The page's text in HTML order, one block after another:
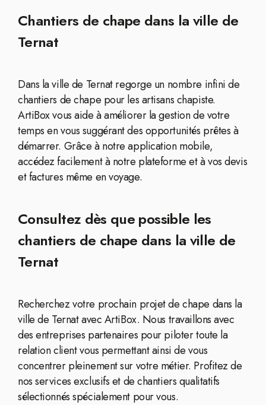
Chantiers de chape dans la ville de
Ternat
Dans la ville de Ternat regorge un nombre infini de
chantiers de chape pour les artisans chapiste.
ArtiBox vous aide à améliorer la gestion de votre
temps en vous suggérant des opportunités prêtes à
démarrer. Grâce à notre application mobile,
accédez facilement à notre plateforme et à vos devis
et factures même en voyage.
Consultez dès que possible les
chantiers de chape dans la ville de
Ternat
Recherchez votre prochain projet de chape dans la
ville de Ternat avec ArtiBox. Nous travaillons avec
des entreprises partenaires pour piloter toute la
relation client vous permettant ainsi de vous
concentrer pleinement sur votre métier. Profitez de
nos services exclusifs et de chantiers qualitatifs
sélectionnés spécialement pour vous.